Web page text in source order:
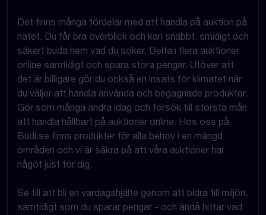
Det finns många fördelar med att handla på auktion på
nätet. Du får bra överblick och kan snabbt, smidigt och
säkert buda hem vad du söker. Delta i flera auktioner
online samtidigt och spara stora pengar. Utöver att
det är billigare gör du också en insats för klimatet när
du väljer att handla använda och begagnade produkter.
Gör som många andra idag och försök till största mån
att handla hållbart på auktioner online. Hos oss på
Budi.se finns produkter för alla behov i en mängd
områden och vi är säkra på att våra auktioner har
något just för dig.
Se till att bli en vardagshjälte genom att bidra till miljön,
samtidigt som du sparar pengar - och ändå hittar vad